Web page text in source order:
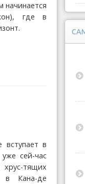
начинается
где в
вступает в
сей-час
тящих
в Кана-де